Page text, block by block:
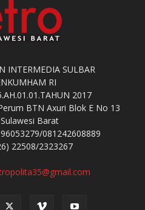
INTERMEDIA SULBAR
RI
2017
BTN Axuri Blok E No 13
Barat
081242608889
22508/2323267